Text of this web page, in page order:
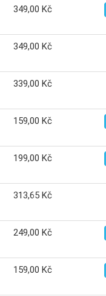
349,00 Kč
349,00 Kč
339,00 Kč
159,00 Kč
199,00 Kč
313,65 Kč
249,00 Kč
159,00 Kč